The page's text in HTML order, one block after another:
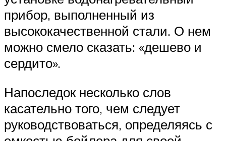
прибор, выполненный из
высококачественной стали. О нем
можно смело сказать: «дешево и
сердито».
Напоследок несколько слов
касательно того, чем следует
руководствоваться, определяясь с